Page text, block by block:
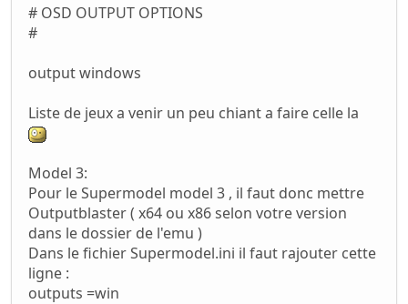
# OSD OUTPUT OPTIONS
#
output windows
Liste de jeux a venir un peu chiant a faire celle la
Model 3:
Pour le Supermodel model 3 , il faut donc mettre
Outputblaster ( x64 ou x86 selon votre version
dans le dossier de l'emu )
Dans le fichier Supermodel.ini il faut rajouter cette
ligne :
outputs =win